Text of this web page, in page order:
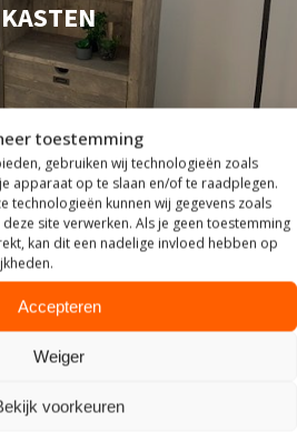
toestemming
gebruiken wij technologieën zoals
apparaat op te slaan en/of te raadplegen.
technologieën kunnen wij gegevens zoals
site verwerken. Als je geen toestemming
kan dit een nadelige invloed hebben op
Accepteren
Weiger
voorkeuren
KASTEN